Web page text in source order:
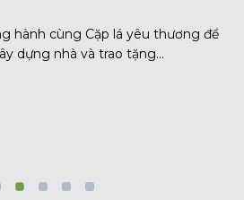
hành cùng Cặp lá yêu thương để
dựng nhà và trao tặng...